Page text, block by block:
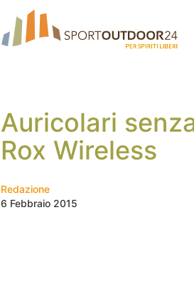
Auricolari
Rox Wireless
Redazione
6 Febbraio 2015